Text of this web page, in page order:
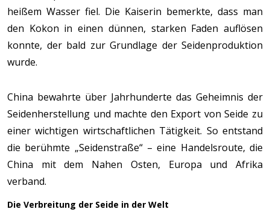
heißem Wasser fiel. Die Kaiserin bemerkte, dass man
den Kokon in einen dünnen, starken Faden auflösen
konnte, der bald zur Grundlage der Seidenproduktion
wurde.
China bewahrte über Jahrhunderte das Geheimnis der
Seidenherstellung und machte den Export von Seide zu
einer wichtigen wirtschaftlichen Tätigkeit. So entstand
die berühmte „Seidenstraße“ – eine Handelsroute, die
China mit dem Nahen Osten, Europa und Afrika
verband.
Die Verbreitung der Seide in der Welt